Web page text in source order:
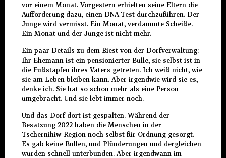
vor einem Monat. Vorgestern erhielten seine Eltern die
Aufforderung dazu, einen DNA-Test durchzuführen. Der
Junge wird vermisst. Ein Monat, verdammte Scheiße.
Ein Monat und der Junge ist nicht mehr.
Ein paar Details zu dem Biest von der Dorfverwaltung:
Ihr Ehemann ist ein pensionierter Bulle, sie selbst ist in
die Fußstapfen ihres Vaters getreten. Ich weiß nicht, wie
sie am Leben bleiben kann. Aber irgendwie wird sie es,
denke ich. Sie hat so schon mehr als eine Person
umgebracht. Und sie lebt immer noch.
Und das Dorf dort ist gespalten. Während der
Besatzung 2022 haben die Menschen in der
Tschernihiw-Region noch selbst für Ordnung gesorgt.
Es gab keine Bullen, und Plünderungen und dergleichen
wurden schnell unterbunden. Aber irgendwann im